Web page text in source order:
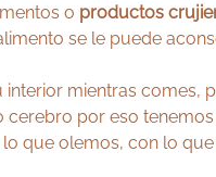
o productos
se le puede
mientras
por eso
que olemos, con lo